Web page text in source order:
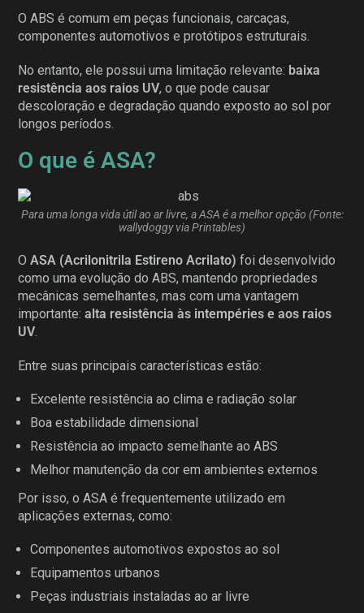
O ABS é comum em peças funcionais, carcaças,
componentes automotivos e protótipos estruturais.
No entanto, ele possui uma limitação relevante: baixa
resistência aos raios UV, o que pode causar
descoloração e degradação quando exposto ao sol por
longos períodos.
O que é ASA?
Para uma longa vida útil ao ar livre, a ASA é a melhor opção (Fonte:
wallydoggy via Printables)
OASA (Acrilonitrila Estireno Acrilato) foi desenvolvido
como uma evolução do ABS, mantendo propriedades
mecânicas semelhantes, mas com uma vantagem
importante:alta resistência às intempéries e aos raios
UV.
Entre suas principais características estão:
Excelente resistência ao clima e radiação solar
Boa estabilidade dimensional
Resistência ao impacto semelhante ao ABS
Melhor manutenção da cor em ambientes externos
Por isso, o ASA é frequentemente utilizado em
aplicações externas, como:
Componentes automotivos expostos ao sol
Equipamentos urbanos
Peças industriais instaladas ao ar livre